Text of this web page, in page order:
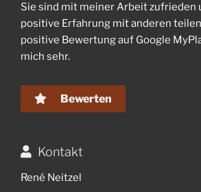
Sie sind mit meiner Arbeit zufrieden
positive Erfahrung mit anderen
positive Bewertung auf Google
mich sehr.
Bewerten
Kontakt
René Neitzel